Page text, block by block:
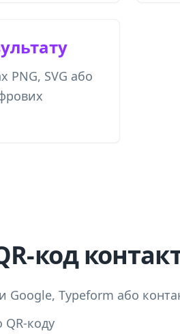
PNG, SVG або
код
Google, Typeform або
коду